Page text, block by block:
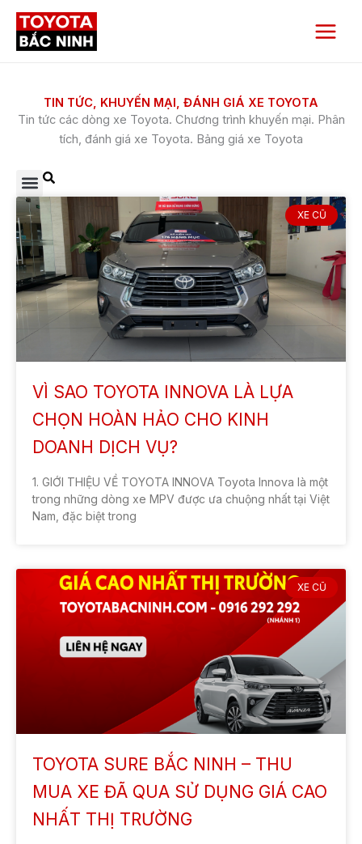
Nhảy
Menu
TIN TỨC, KHUYẾN MẠI, ĐÁNH GIÁ XE TOYOTA
​Tin tức các dòng xe Toyota. Chương trình khuyến mại. Phân
tích, đánh giá xe Toyota. Bảng giá xe Toyota
XE CŨ
VÌ SAO TOYOTA INNOVA LÀ LỰA
CHỌN HOÀN HẢO CHO KINH
DOANH DỊCH VỤ?
1. GIỚI THIỆU VỀ TOYOTA INNOVA Toyota Innova là một
trong những dòng xe MPV được ưa chuộng nhất tại Việt
Nam, đặc biệt trong
XE CŨ
TOYOTA SURE BẮC NINH – THU
MUA XE ĐÃ QUA SỬ DỤNG GIÁ CAO
NHẤT THỊ TRƯỜNG